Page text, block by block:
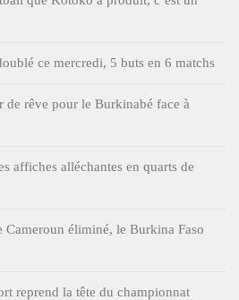
ce mercredi, 5 buts en 6 matchs
de rêve pour le Burkinabé face à
affiches alléchantes en quarts de
éliminé, le Burkina Faso
reprend la tête du championnat